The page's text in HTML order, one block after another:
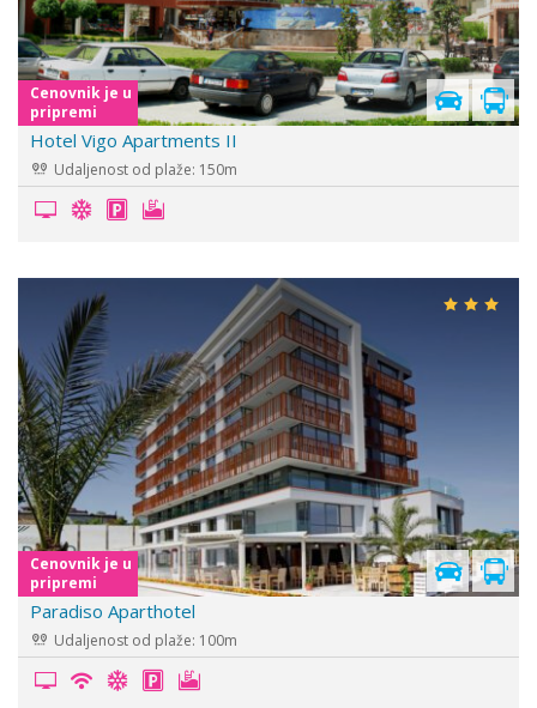
Cenovnik je u
pripremi
Hotel Vigo Apartments II
Udaljenost od plaže: 150m
Cenovnik je u
pripremi
Paradiso Aparthotel
Udaljenost od plaže: 100m